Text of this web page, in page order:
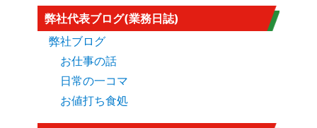
弊社代表ブログ(業務日誌)
弊社ブログ
お仕事の話
日常の一コマ
お値打ち食処